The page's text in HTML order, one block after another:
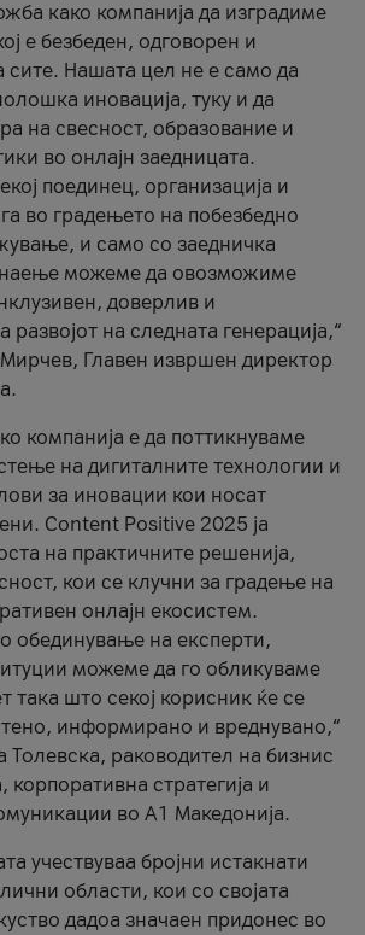
како компанија да изградиме
е безбеден, одговорен и
сите. Нашата цел не е само да
иновација, туку и да
на свесност, образование и
во онлајн заедницата.
поединец, организација и
во градењето на побезбедно
и само со заедничка
можеме да овозможиме
доверлив и
развојот на следната генерација,“
Мирчев, Главен извршен директор
компанија е да поттикнуваме
на дигиталните технологии и
за иновации кои носат
Content Positive 2025 ја
на практичните решенија,
кои се клучни за градење на
онлајн екосистем.
обединување на експерти,
можеме да го обликуваме
така што секој корисник ќе се
информирано и вреднувано,“
Толевска, раководител на бизнис
стратегија и
во А1 Македонија.
учествуваа бројни истакнати
области, кои со својата
дадоа значаен придонес во